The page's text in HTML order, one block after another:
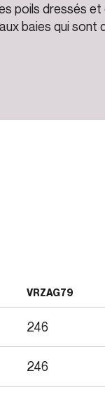
poils dressés et
baies qui sont
VRZAG79
246
246